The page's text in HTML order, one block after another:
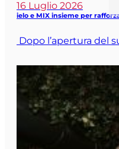
16 Luglio 2026
ielo e MIX insieme per
Dopo l’apertura del